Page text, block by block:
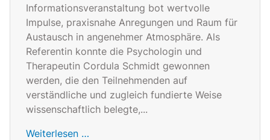
Informationsveranstaltung bot wertvolle
Impulse, praxisnahe Anregungen und Raum für
Austausch in angenehmer Atmosphäre. Als
Referentin konnte die Psychologin und
Therapeutin Cordula Schmidt gewonnen
werden, die den Teilnehmenden auf
verständliche und zugleich fundierte Weise
wissenschaftlich belegte,...
Weiterlesen …